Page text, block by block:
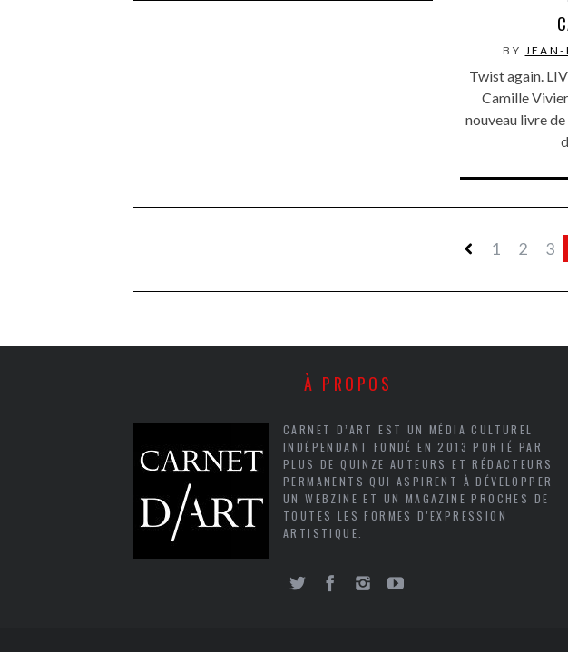
BY JEAN-
Twist again.
Camille
nouveau livre
1 2 3
À PROPOS
CARNET D’ART EST UN MÉDIA CULTUREL
INDÉPENDANT FONDÉ EN 2013 PORTÉ PAR
PLUS DE QUINZE AUTEURS ET RÉDACTEURS
PERMANENTS QUI ASPIRENT À DÉVELOPPER
UN WEBZINE ET UN MAGAZINE PROCHES DE
TOUTES LES FORMES D'EXPRESSION
ARTISTIQUE.